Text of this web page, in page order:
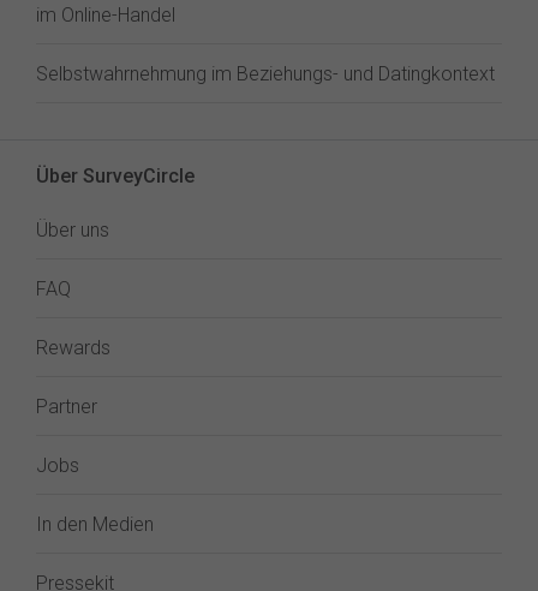
im Online-Handel
Selbstwahrnehmung im Beziehungs- und Datingkontext
Über SurveyCircle
Über uns
FAQ
Rewards
Partner
Jobs
In den Medien
Pressekit